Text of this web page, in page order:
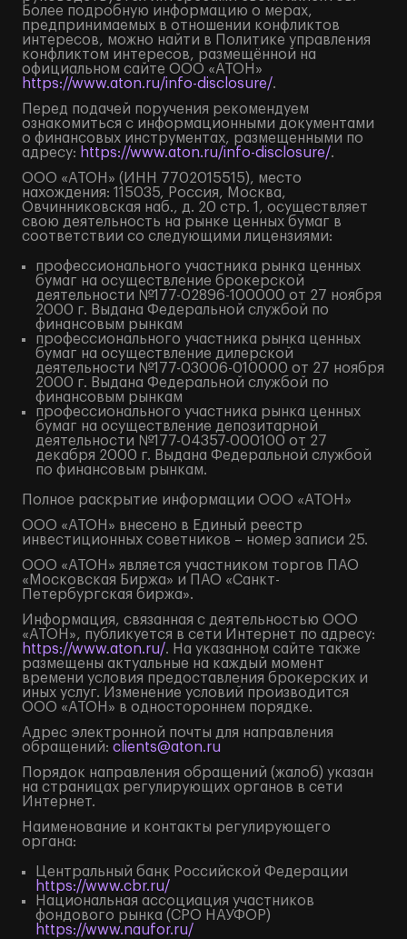
Более подробную информацию о мерах,
предпринимаемых в отношении конфликтов
интересов, можно найти в Политике управления
конфликтом интересов, размещённой на
официальном сайте ООО «АТОН»
https://www.aton.ru/info-disclosure/.
Перед подачей поручения рекомендуем
ознакомиться с информационными документами
о финансовых инструментах, размещенными по
адресу: https://www.aton.ru/info-disclosure/.
ООО «АТОН» (ИНН 7702015515), место
нахождения: 115035, Россия, Москва,
Овчинниковская наб., д. 20 стр. 1, осуществляет
свою деятельность на рынке ценных бумаг в
соответствии со следующими лицензиями:
профессионального участника рынка ценных
бумаг на осуществление брокерской
деятельности №177-02896-100000 от 27 ноября
2000 г. Выдана Федеральной службой по
финансовым рынкам
профессионального участника рынка ценных
бумаг на осуществление дилерской
деятельности №177-03006-010000 от 27 ноября
2000 г. Выдана Федеральной службой по
финансовым рынкам
профессионального участника рынка ценных
бумаг на осуществление депозитарной
деятельности №177-04357-000100 от 27
декабря 2000 г. Выдана Федеральной службой
по финансовым рынкам.
Полное раскрытие информации ООО «АТОН»
ООО «АТОН» внесено в Единый реестр
инвестиционных советников – номер записи 25.
ООО «АТОН» является участником торгов ПАО
«Московская Биржа» и ПАО «Санкт-
Петербургская биржа».
Информация, связанная с деятельностью ООО
«АТОН», публикуется в сети Интернет по адресу:
https://www.aton.ru/. На указанном сайте также
размещены актуальные на каждый момент
времени условия предоставления брокерских и
иных услуг. Изменение условий производится
ООО «АТОН» в одностороннем порядке.
Адрес электронной почты для направления
обращений: clients@aton.ru
Порядок направления обращений (жалоб) указан
на страницах регулирующих органов в сети
Интернет.
Наименование и контакты регулирующего
органа:
Центральный банк Российской Федерации
https://www.cbr.ru/
Национальная ассоциация участников
фондового рынка (СРО НАУФОР)
https://www.naufor.ru/